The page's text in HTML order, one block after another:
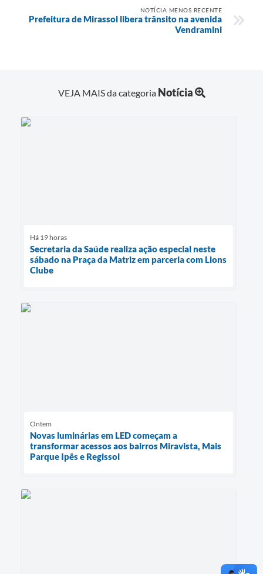
NOTÍCIA MENOS RECENTE
Prefeitura de Mirassol libera trânsito na avenida
Vendramini
VEJA MAIS da categoria Notícia
Há 19 horas
Secretaria da Saúde realiza ação especial neste
sábado na Praça da Matriz em parceria com Lions
Clube
Ontem
Novas luminárias em LED começam a
transformar acessos aos bairros Miravista, Mais
Parque Ipês e Regissol